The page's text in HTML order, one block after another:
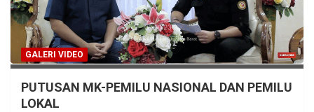
GALERI VIDEO
PUTUSAN MK-PEMILU NASIONAL DAN PEMILU
LOKAL